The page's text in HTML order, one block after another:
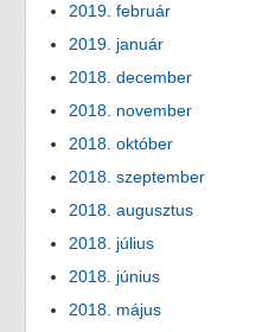
2019. február
2019. január
2018. december
2018. november
2018. október
2018. szeptember
2018. augusztus
2018. július
2018. június
2018. május